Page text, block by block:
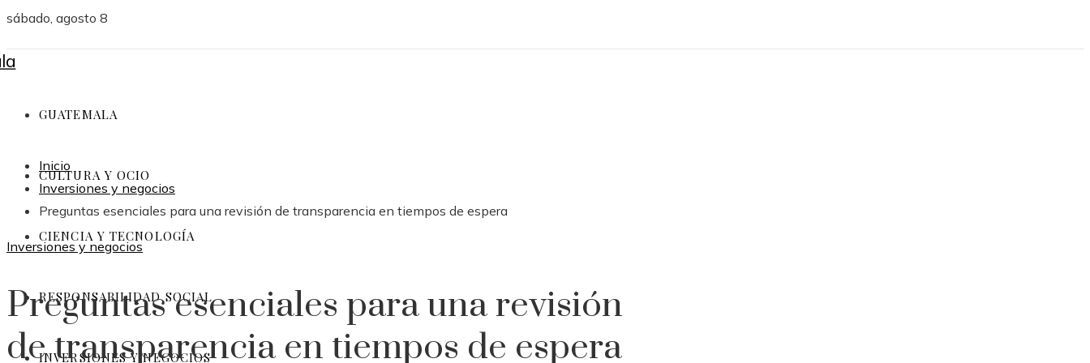
sábado, agosto 8
GUATEMALA
CULTURA Y OCIO
CIENCIA Y TECNOLOGÍA
RESPONSABILIDAD SOCIAL
INVERSIONES Y NEGOCIOS
Inicio
Inversiones y negocios
Preguntas esenciales para una revisión de transparencia en tiempos de espera
Inversiones y negocios
Preguntas esenciales para una revisión
de transparencia en tiempos de espera